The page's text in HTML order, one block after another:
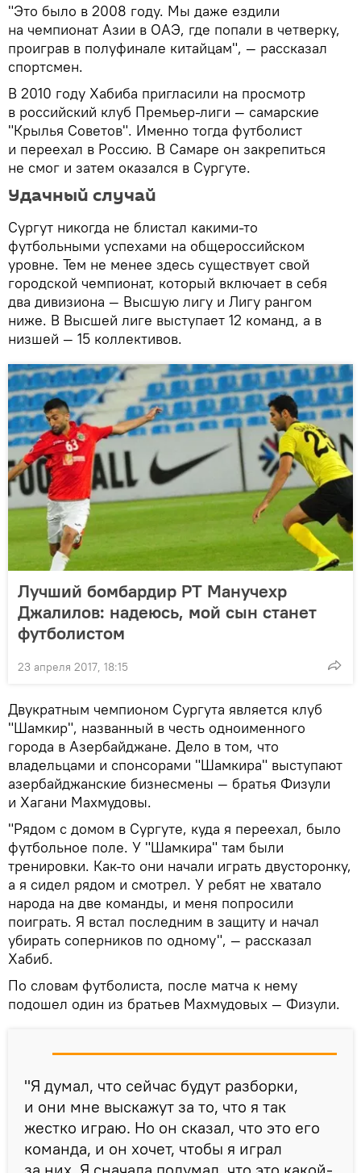
"Это было в 2008 году. Мы даже ездили
на чемпионат Азии в ОАЭ, где попали в четверку,
проиграв в полуфинале китайцам", — рассказал
спортсмен.
В 2010 году Хабиба пригласили на просмотр
в российский клуб Премьер-лиги — самарские
"Крылья Советов". Именно тогда футболист
и переехал в Россию. В Самаре он закрепиться
не смог и затем оказался в Сургуте.
Удачный случай
Сургут никогда не блистал какими-то
футбольными успехами на общероссийском
уровне. Тем не менее здесь существует свой
городской чемпионат, который включает в себя
два дивизиона — Высшую лигу и Лигу рангом
ниже. В Высшей лиге выступает 12 команд, а в
низшей — 15 коллективов.
Лучший бомбардир РТ Манучехр
Джалилов: надеюсь, мой сын станет
футболистом
23 апреля 2017, 18:15
Двукратным чемпионом Сургута является клуб
"Шамкир", названный в честь одноименного
города в Азербайджане. Дело в том, что
владельцами и спонсорами "Шамкира" выступают
азербайджанские бизнесмены — братья Физули
и Хагани Махмудовы.
"Рядом с домом в Сургуте, куда я переехал, было
футбольное поле. У "Шамкира" там были
тренировки. Как-то они начали играть двусторонку,
а я сидел рядом и смотрел. У ребят не хватало
народа на две команды, и меня попросили
поиграть. Я встал последним в защиту и начал
убирать соперников по одному", — рассказал
Хабиб.
По словам футболиста, после матча к нему
подошел один из братьев Махмудовых — Физули.
"Я думал, что сейчас будут разборки,
и они мне выскажут за то, что я так
жестко играю. Но он сказал, что это его
команда, и он хочет, чтобы я играл